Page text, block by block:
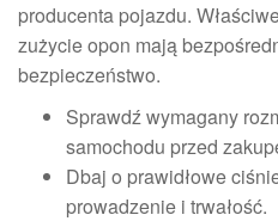
producenta pojazdu.
zużycie opon mają
bezpieczeństwo.
Sprawdź wymagany
samochodu przed
Dbaj o prawidłowe
prowadzenie i trwałość.